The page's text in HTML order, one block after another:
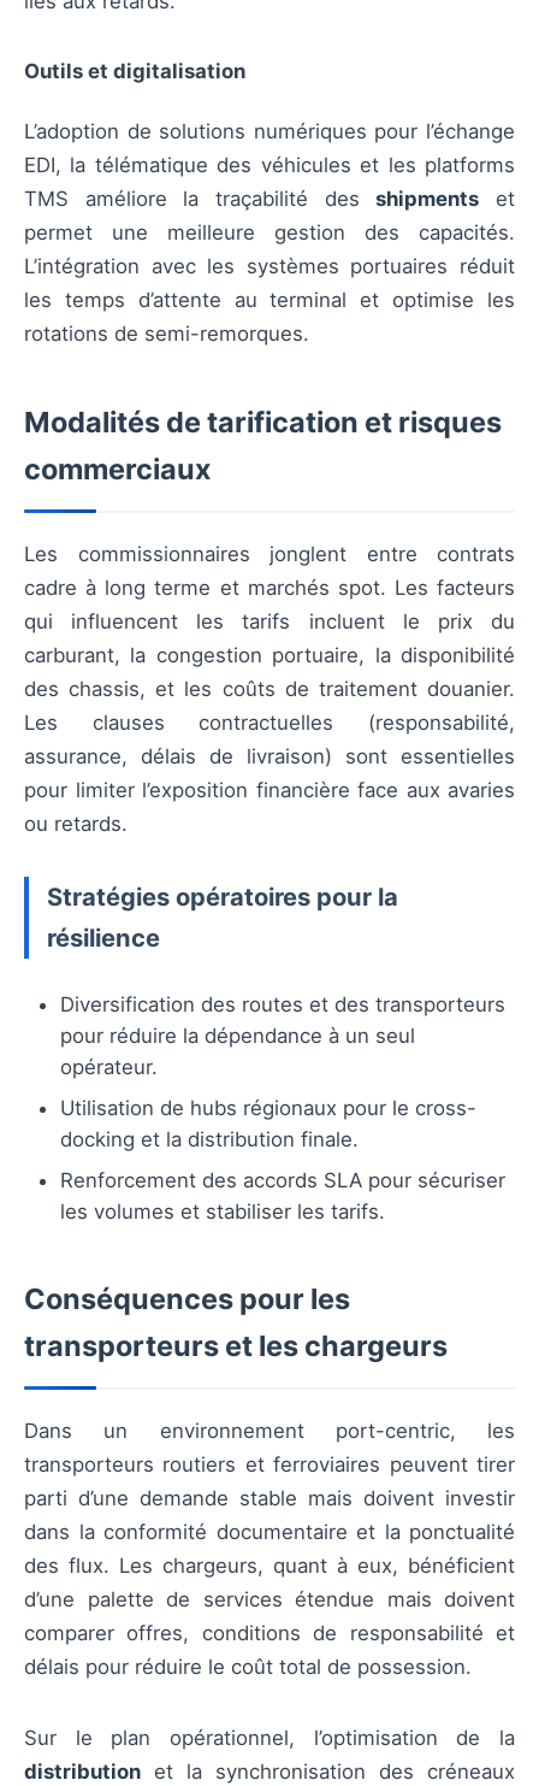
Outils et digitalisation
L’adoption de solutions numériques pour l’échange
EDI, la télématique des véhicules et les platforms
TMS améliore la traçabilité desshipments et
permet une meilleure gestion des capacités.
L’intégration avec les systèmes portuaires réduit
les temps d’attente au terminal et optimise les
rotations de semi-remorques.
Modalités de tarification et risques
commerciaux
Les commissionnaires jonglent entre contrats
cadre à long terme et marchés spot. Les facteurs
qui influencent les tarifs incluent le prix du
carburant, la congestion portuaire, la disponibilité
des chassis, et les coûts de traitement douanier.
Les clauses contractuelles (responsabilité,
assurance, délais de livraison) sont essentielles
pour limiter l’exposition financière face aux avaries
ou retards.
Stratégies opératoires pour la
résilience
Diversification des routes et des transporteurs
pour réduire la dépendance à un seul
opérateur.
Utilisation de hubs régionaux pour le cross-
docking et la distribution finale.
Renforcement des accords SLA pour sécuriser
les volumes et stabiliser les tarifs.
Conséquences pour les
transporteurs et les chargeurs
Dans un environnement port-centric, les
transporteurs routiers et ferroviaires peuvent tirer
parti d’une demande stable mais doivent investir
dans la conformité documentaire et la ponctualité
des flux. Les chargeurs, quant à eux, bénéficient
d’une palette de services étendue mais doivent
comparer offres, conditions de responsabilité et
délais pour réduire le coût total de possession.
Sur le plan opérationnel, l’optimisation de la
distribution et la synchronisation des créneaux